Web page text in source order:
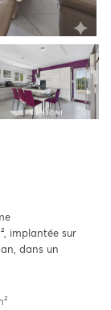
implantée sur
dans un